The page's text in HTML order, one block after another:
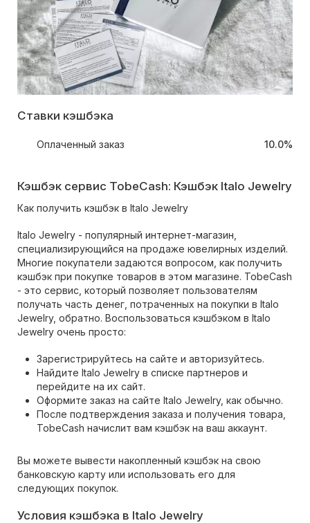
Ставки кэшбэка
Оплаченный заказ 10.0%
Кэшбэк сервис TobeCash: Кэшбэк Italo Jewelry
Как получить кэшбэк в Italo Jewelry
Italo Jewelry - популярный интернет-магазин,
специализирующийся на продаже ювелирных изделий.
Многие покупатели задаются вопросом, как получить
кэшбэк при покупке товаров в этом магазине. TobeCash
- это сервис, который позволяет пользователям
получать часть денег, потраченных на покупки в Italo
Jewelry, обратно. Воспользоваться кэшбэком в Italo
Jewelry очень просто:
Зарегистрируйтесь на сайте и авторизуйтесь.
Найдите Italo Jewelry в списке партнеров и
перейдите на их сайт.
Оформите заказ на сайте Italo Jewelry, как обычно.
После подтверждения заказа и получения товара,
TobeCash начислит вам кэшбэк на ваш аккаунт.
Вы можете вывести накопленный кэшбэк на свою
банковскую карту или использовать его для
следующих покупок.
Условия кэшбэка в Italo Jewelry